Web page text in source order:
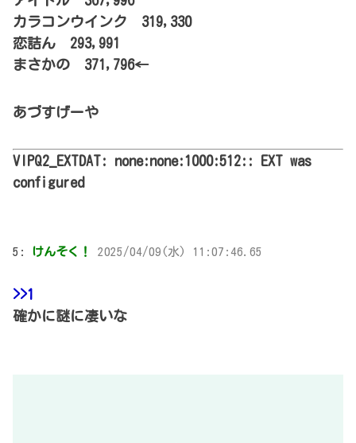
カラコンウインク 319,330
恋詰ん 293,991
まさかの 371,796←
あづすげーや
VIPQ2_EXTDAT: none:none:1000:512:: EXT was
configured
5: けんそく！ 2025/04/09(水) 11:07:46.65
>>1
確かに謎に凄いな